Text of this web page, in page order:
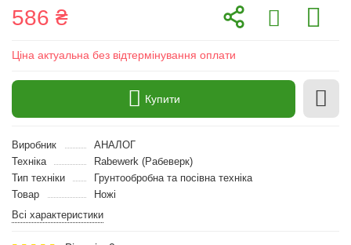
586 ₴
Ціна актуальна без відтермінування оплати
Купити
Виробник
АНАЛОГ
Техніка
Rabewerk (Рабеверк)
Тип техніки
Грунтообробна та посівна техніка
Товар
Ножі
Всі характеристики